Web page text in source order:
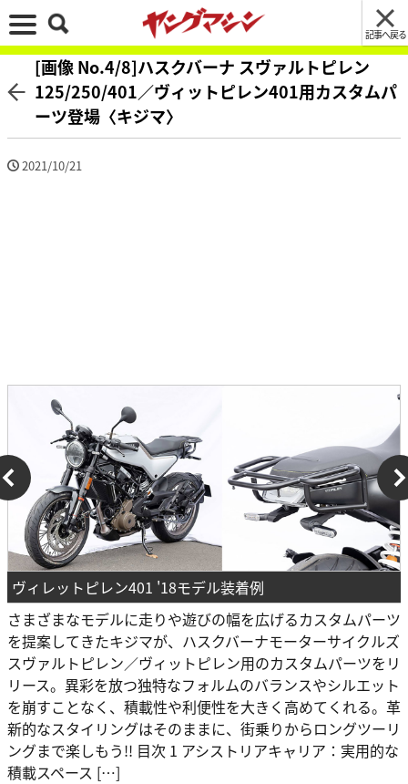
記事へ戻る
[画像 No.4/8]ハスクバーナ スヴァルトピレン
125/250/401／ヴィットピレン401用カスタムパ
ーツ登場〈キジマ〉
2021/10/21
ヴィレットピレン401 '18モデル装着例
さまざまなモデルに走りや遊びの幅を広げるカスタムパーツ
を提案してきたキジマが、ハスクバーナモーターサイクルズ
スヴァルトピレン／ヴィットピレン用のカスタムパーツをリ
リース。異彩を放つ独特なフォルムのバランスやシルエット
を崩すことなく、積載性や利便性を大きく高めてくれる。革
新的なスタイリングはそのままに、街乗りからロングツーリ
ングまで楽しもう!! 目次 1 アシストリアキャリア：実用的な
積載スペース […]